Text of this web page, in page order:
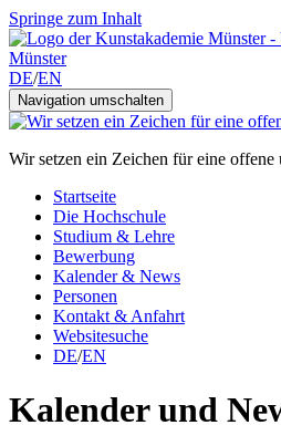
Springe zum Inhalt
DE/EN
Navigation umschalten
Wir setzen ein Zeichen für eine
Startseite
Die Hochschule
Studium & Lehre
Bewerbung
Kalender & News
Personen
Kontakt & Anfahrt
Websitesuche
DE/EN
Kalender und